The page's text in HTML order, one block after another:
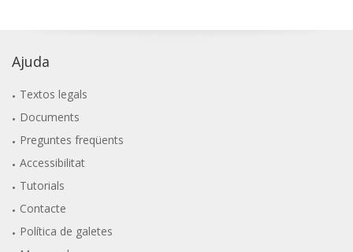
Ajuda
Textos legals
Documents
Preguntes freqüents
Accessibilitat
Tutorials
Contacte
Política de galetes